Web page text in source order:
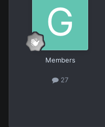
Members
27